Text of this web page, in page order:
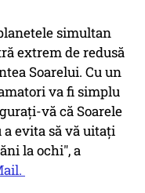
simultan
extrem de redusă
Soarelui. Cu un
va fi simplu
vă că Soarele
evita să vă uitaţi
la ochi", a